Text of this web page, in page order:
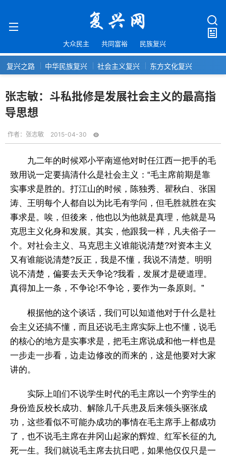
大众民主 共同富裕 民族复兴
复兴之路 中华民族复兴 社会主义复兴 东方文化复兴
张志敏：斗私批修是发展社会主义的最高指
导思想
作者： 张志敏 2015-04-30
九二年的时候邓小平南巡他对时任江西一把手的毛
致用说一定要搞清什么是社会主义：“毛主席前期是靠
实事求是胜的。打江山的时候，陈独秀、瞿秋白、张国
涛、王明每个人都自以为比毛有学问，但毛胜就胜在实
事求是。唉，但後来，他也以为他就是真理，他就是马
克思主义化身和发展。其实，他跟我一样，凡夫俗子一
个。对社会主义、马克思主义谁能说清楚?对资本主义
又有谁能说清楚?反正，我是不懂，我说不清楚。明明
说不清楚，偏要去天天争论?我看，发展才是硬道理。
真得加上一条，不争论!不争论，要作为一条原则。”
根据他的这个谈话，我们可以知道他对于什么是社
会主义还搞不懂，而且还说毛主席实际上也不懂，说毛
的核心的地方是实事求是，把毛主席说成和他一样也是
一步走一步看，边走边修改的而来的，这是他要对大家
讲的。
实际上咱们不说学生时代的毛主席以一个穷学生的
身份造反校长成功、解除几千兵患及后来领头驱张成
功，这些看似不可能办成功的事情在毛主席手上都成功
了，也不说毛主席在井冈山起家的辉煌、红军长征的九
死一生。我们就说毛主席去抗日吧，如果他仅仅只是一